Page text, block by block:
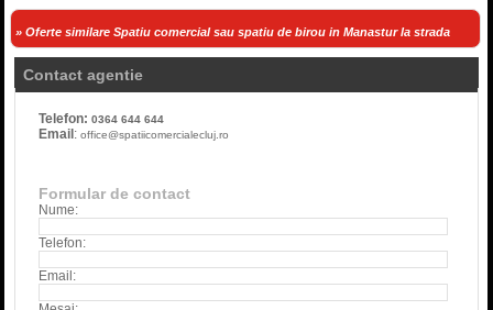
» Oferte similare Spatiu comercial sau spatiu de birou in Manastur la strada
Contact agentie
Telefon:0364 644 644
Email :office@spatiicomercialecluj.ro
Formular de contact
Nume:
Telefon:
Email: